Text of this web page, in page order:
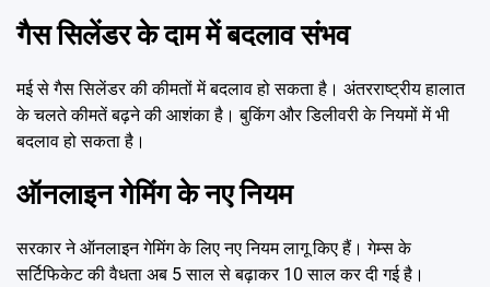
गैस सिलेंडर के दाम में बदलाव संभव
मई से गैस सिलेंडर की कीमतों में बदलाव हो सकता है। अंतरराष्ट्रीय हालात
के चलते कीमतें बढ़ने की आशंका है। बुकिंग और डिलीवरी के नियमों में भी
बदलाव हो सकता है।
ऑनलाइन गेमिंग के नए नियम
सरकार ने ऑनलाइन गेमिंग के लिए नए नियम लागू किए हैं। गेम्स के
सर्टिफिकेट की वैधता अब 5 साल से बढ़ाकर 10 साल कर दी गई है।